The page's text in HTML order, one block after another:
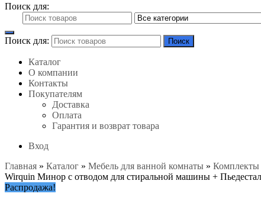
Поиск для:
Поиск для: Поиск
Каталог
О компании
Контакты
Покупателям
Доставка
Оплата
Гарантия и возврат товара
Вход
Главная » Каталог » Мебель для ванной комнаты » Комплекты
Wirquin Минор с отводом для стиральной машины +
Распродажа!